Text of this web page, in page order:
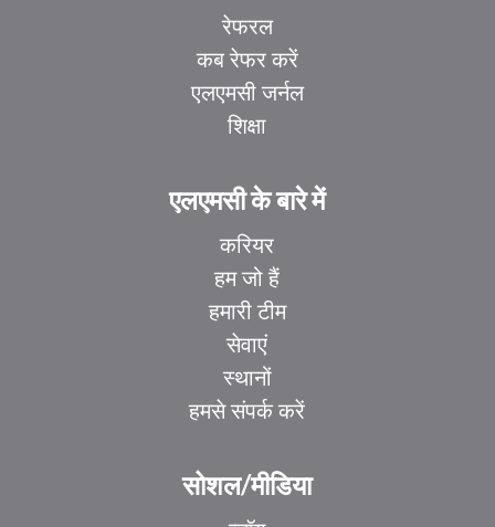
रेफरल
कब रेफर करें
एलएमसी जर्नल
शिक्षा
एलएमसी के बारे में
करियर
हम जो हैं
हमारी टीम
सेवाएं
स्थानों
हमसे संपर्क करें
सोशल/मीडिया